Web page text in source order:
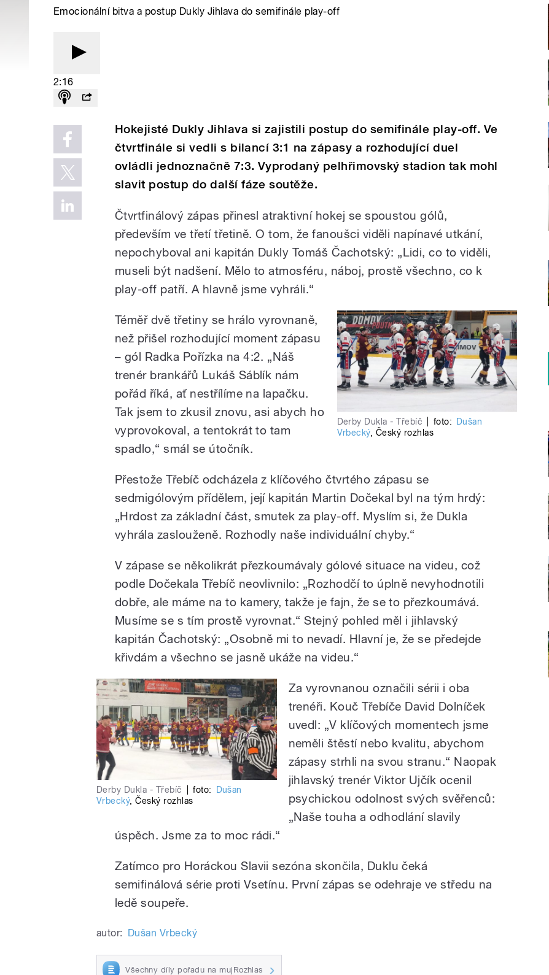
Emocionální bitva a postup Dukly Jihlava do semifinále play-off
2:16
Hokejisté Dukly Jihlava si zajistili postup do semifinále play-off. Ve
čtvrtfinále si vedli s bilancí 3:1 na zápasy a rozhodující duel
ovládli jednoznačně 7:3. Vyprodaný pelhřimovský stadion tak mohl
slavit postup do další fáze soutěže.
Čtvrtfinálový zápas přinesl atraktivní hokej se spoustou gólů,
především ve třetí třetině. O tom, že fanoušci viděli napínavé utkání,
nepochyboval ani kapitán Dukly Tomáš Čachotský: „Lidi, co to viděli,
museli být nadšení. Mělo to atmosféru, náboj, prostě všechno, co k
play-off patří. A hlavně jsme vyhráli.“
Derby Dukla - Třebíč foto:
Dušan
Vrbecký, Český rozhlas
Téměř dvě třetiny se hrálo vyrovnaně,
než přišel rozhodující moment zápasu
– gól Radka Pořízka na 4:2. „Náš
trenér brankářů Lukáš Sáblík nám
pořád říká, ať nestřílíme na lapačku.
Tak jsem to zkusil znovu, asi abych ho
vyprovokoval, a tentokrát to tam
spadlo,“ smál se útočník.
Přestože Třebíč odcházela z klíčového čtvrtého zápasu se
sedmigólovým přídělem, její kapitán Martin Dočekal byl na tým hrdý:
„Hrdost za základní část, smutek za play-off. Myslím si, že Dukla
vyhrála zaslouženě. Rozhodly naše individuální chyby.“
V zápase se několikrát přezkoumávaly gólové situace na videu, což
podle Dočekala Třebíč neovlivnilo: „Rozhodčí to úplně nevyhodnotili
dobře, ale máme na to kamery, takže je fajn, že se to přezkoumává.
Musíme se s tím prostě vyrovnat.“ Stejný pohled měl i jihlavský
kapitán Čachotský: „Osobně mi to nevadí. Hlavní je, že se předejde
křivdám a všechno se jasně ukáže na videu.“
Derby Dukla - Třebíč foto:
Dušan
Vrbecký,Český rozhlas
Za vyrovnanou označili sérii i oba
trenéři. Kouč Třebíče David Dolníček
uvedl: „V klíčových momentech jsme
neměli štěstí nebo kvalitu, abychom
zápasy strhli na svou stranu.“ Naopak
jihlavský trenér Viktor Ujčík ocenil
psychickou odolnost svých svěřenců:
„Naše touha a odhodlání slavily
úspěch. Jsme za to moc rádi.“
Zatímco pro Horáckou Slavii sezóna skončila, Duklu čeká
semifinálová série proti Vsetínu. První zápas se odehraje ve středu na
ledě soupeře.
autor: Dušan Vrbecký
Všechny díly pořadu na mujRozhlas